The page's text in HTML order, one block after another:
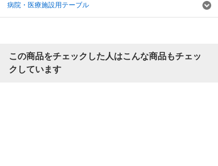
病院・医療施設用テーブル
この商品をチェックした人はこんな商品もチェッ
クしています